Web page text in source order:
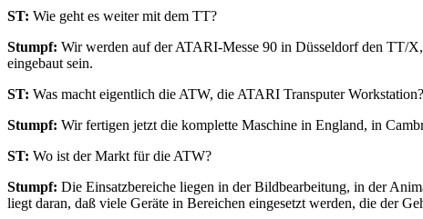
ST: Wie geht es weiter mit dem TT?
Stumpf: Wir werden auf der ATARI-Messe 90 in Düsseldorf den TT/
eingebaut sein.
ST: Was macht eigentlich die ATW, die ATARI Transputer Workstation?
Stumpf: Wir fertigen jetzt die komplette Maschine in England, in
ST: Wo ist der Markt für die ATW?
Stumpf: Die Einsatzbereiche liegen in der Bildbearbeitung, in der
liegt daran, daß viele Geräte in Bereichen eingesetzt werden, die der